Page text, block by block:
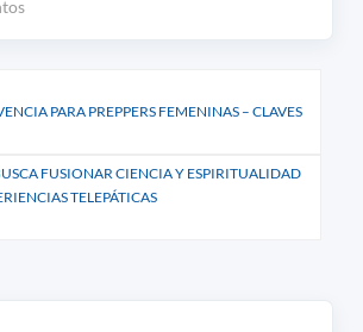
PARA PREPPERS FEMENINAS – CLAVES
FUSIONAR CIENCIA Y ESPIRITUALIDAD
TELEPÁTICAS